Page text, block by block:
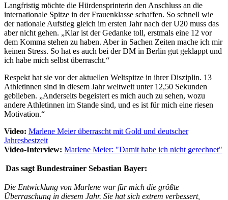
Langfristig möchte die Hürdensprinterin den Anschluss an die
internationale Spitze in der Frauenklasse schaffen. So schnell wie
der nationale Aufstieg gleich im ersten Jahr nach der U20 muss das
aber nicht gehen. „Klar ist der Gedanke toll, erstmals eine 12 vor
dem Komma stehen zu haben. Aber in Sachen Zeiten mache ich mir
keinen Stress. So hat es auch bei der DM in Berlin gut geklappt und
ich habe mich selbst überrascht.“
Respekt hat sie vor der aktuellen Weltspitze in ihrer Disziplin. 13
Athletinnen sind in diesem Jahr weltweit unter 12,50 Sekunden
geblieben. „Anderseits begeistert es mich auch zu sehen, wozu
andere Athletinnen im Stande sind, und es ist für mich eine riesen
Motivation.“
Video: Marlene Meier überrascht mit Gold und deutscher
Jahresbestzeit
Video-Interview: Marlene Meier: "Damit habe ich nicht gerechnet"
Das sagt Bundestrainer Sebastian Bayer:
Die Entwicklung von Marlene war für mich die größte
Überraschung in diesem Jahr. Sie hat sich extrem verbessert,